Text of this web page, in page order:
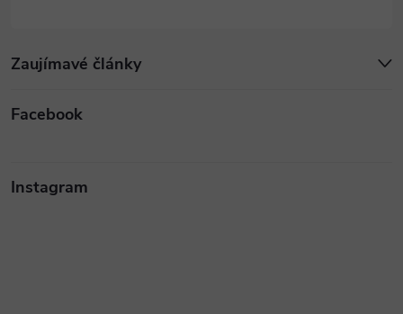
Zaujímavé články
Facebook
Instagram